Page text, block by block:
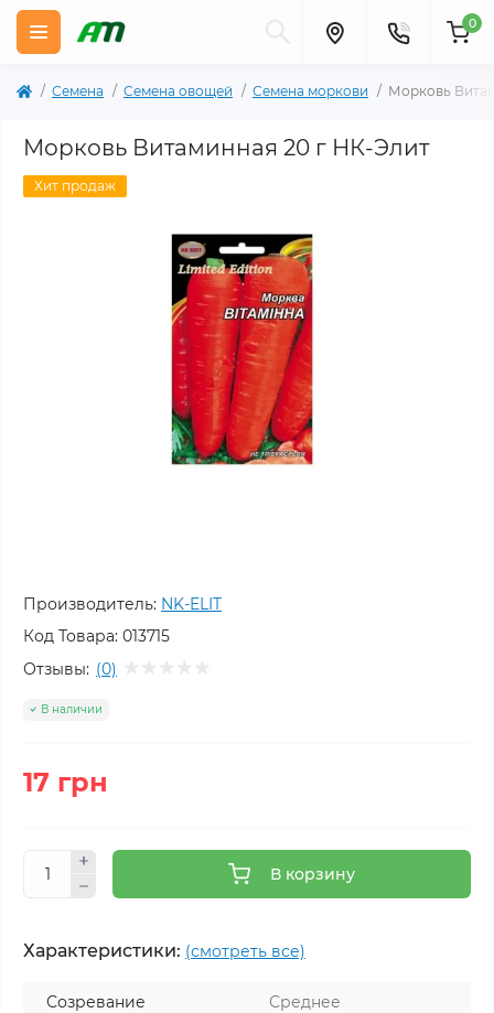
0
Семена Семена овощей Семена моркови Морковь
Морковь Витаминная 20 г НК-Элит
Хит продаж
Производитель: NK-ELIT
Код Товара: 013715
Отзывы: (0)
В наличии
17 грн
В корзину
Характеристики: (смотреть все)
Созревание
Среднее